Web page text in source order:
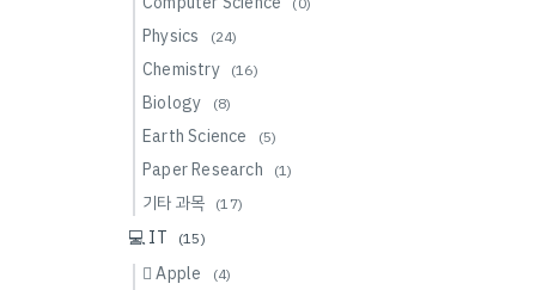
Physics (24)
Chemistry (16)
Biology (8)
Earth Science (5)
Paper Research (1)
기타 과목 (17)
💻 IT (15)
 Apple (4)